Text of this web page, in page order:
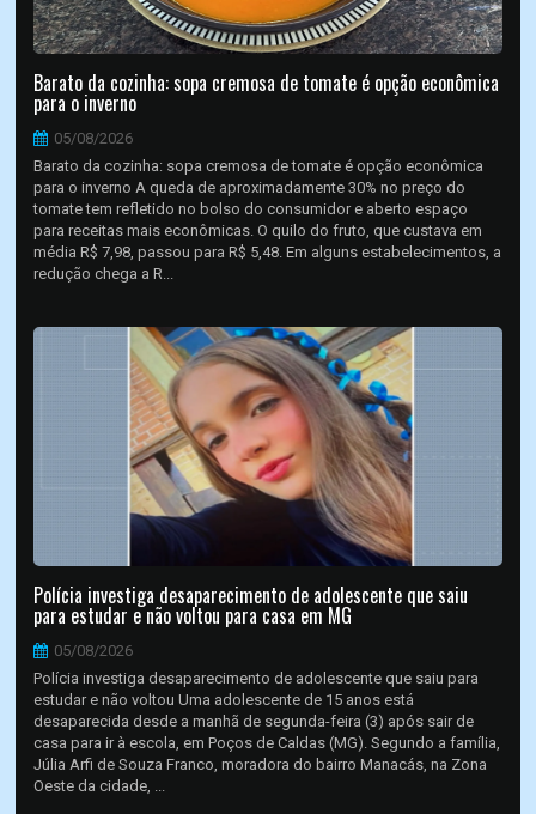
Barato da cozinha: sopa cremosa de tomate é opção econômica
para o inverno
05/08/2026
Barato da cozinha: sopa cremosa de tomate é opção econômica
para o inverno A queda de aproximadamente 30% no preço do
tomate tem refletido no bolso do consumidor e aberto espaço
para receitas mais econômicas. O quilo do fruto, que custava em
média R$ 7,98, passou para R$ 5,48. Em alguns estabelecimentos, a
redução chega a R...
Polícia investiga desaparecimento de adolescente que saiu
para estudar e não voltou para casa em MG
05/08/2026
Polícia investiga desaparecimento de adolescente que saiu para
estudar e não voltou Uma adolescente de 15 anos está
desaparecida desde a manhã de segunda-feira (3) após sair de
casa para ir à escola, em Poços de Caldas (MG). Segundo a família,
Júlia Arfi de Souza Franco, moradora do bairro Manacás, na Zona
Oeste da cidade, ...